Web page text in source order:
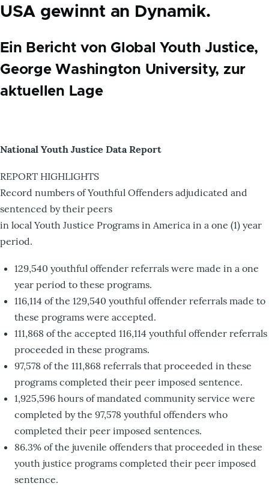
USA gewinnt an Dynamik.
Ein Bericht von Global Youth Justice,
George Washington University, zur
aktuellen Lage
National Youth Justice Data Report
REPORT HIGHLIGHTS
Record numbers of Youthful Offenders adjudicated and
sentenced by their peers
in local Youth Justice Programs in America in a one (1) year
period.
129,540 youthful offender referrals were made in a one
year period to these programs.
116,114 of the 129,540 youthful offender referrals made to
these programs were accepted.
111,868 of the accepted 116,114 youthful offender referrals
proceeded in these programs.
97,578 of the 111,868 referrals that proceeded in these
programs completed their peer imposed sentence.
1,925,596 hours of mandated community service were
completed by the 97,578 youthful offenders who
completed their peer imposed sentences.
86.3% of the juvenile offenders that proceeded in these
youth justice programs completed their peer imposed
sentence.